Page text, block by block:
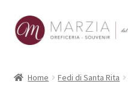
Vai
alla
Vai
al
Home Fedi di Santa Rita